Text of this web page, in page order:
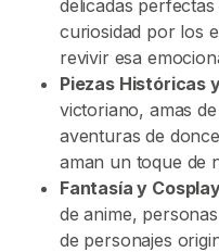
delicadas
curiosidad por los
revivir esa
Piezas Históricas
victoriano, amas
aventuras de
aman un toque de
Fantasía y
de anime,
de personajes